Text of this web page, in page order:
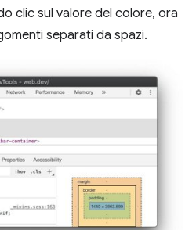
clic sul valore del colore, ora
separati da spazi.